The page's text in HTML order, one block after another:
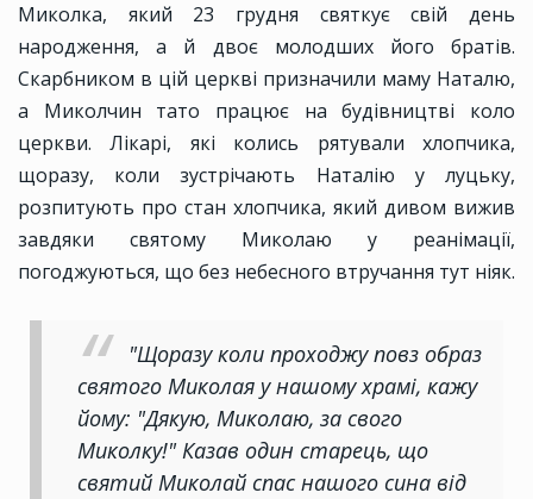
Миколка, який 23 грудня святкує свій день
народження, а й двоє молодших його братів.
Скарбником в цій церкві призначили маму Наталю,
а Миколчин тато працює на будівництві коло
церкви. Лікарі, які колись рятували хлопчика,
щоразу, коли зустрічають Наталію у луцьку,
розпитують про стан хлопчика, який дивом вижив
завдяки святому Миколаю у реанімації,
погоджуються, що без небесного втручання тут ніяк.
"Щоразу коли проходжу повз образ
святого Миколая у нашому храмі, кажу
йому: "Дякую, Миколаю, за свого
Миколку!" Казав один старець, що
святий Миколай спас нашого сина від